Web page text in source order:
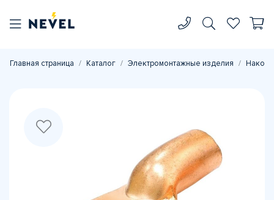
Главная страница Каталог Электромонтажные изделия